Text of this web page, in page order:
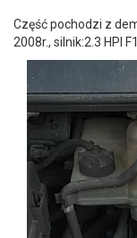
Część pochodzi z
2008r., silnik:2.3 HPI